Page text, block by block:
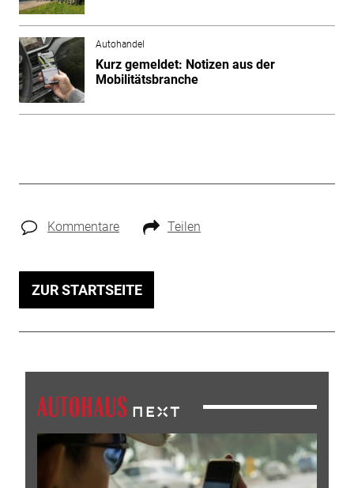
Autohandel
Kurz gemeldet: Notizen aus der
Mobilitätsbranche
Kommentare Teilen
ZUR STARTSEITE